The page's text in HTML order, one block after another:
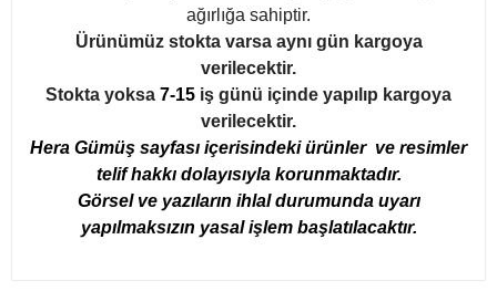
ağırlığa sahiptir.
Ürünümüz stokta varsa aynı gün kargoya
verilecektir.
Stokta yoksa 7-15 iş günü içinde yapılıp kargoya
verilecektir.
Hera Gümüş sayfası içerisindeki ürünler ve resimler
telif hakkı dolayısıyla korunmaktadır.
Görsel ve yazıların ihlal durumunda uyarı
yapılmaksızın yasal işlem başlatılacaktır.